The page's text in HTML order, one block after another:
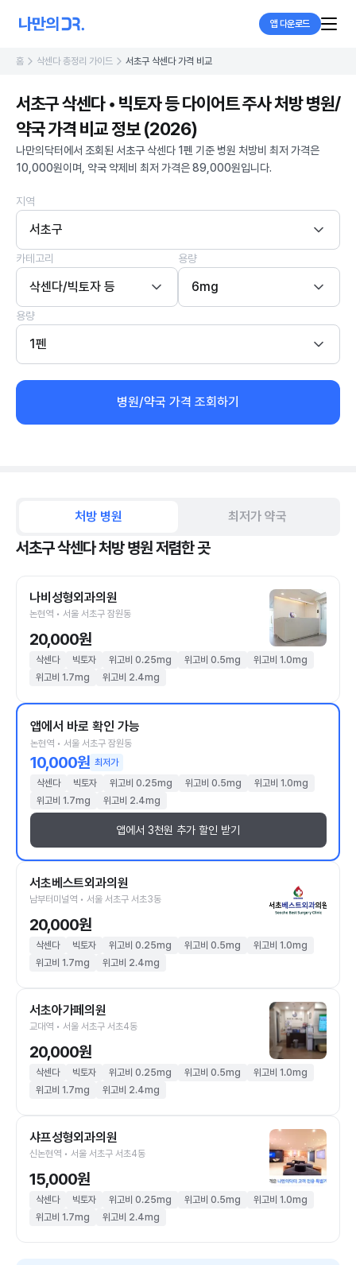
앱 다운로드
홈 삭센다 총정리 가이드 서초구 삭센다 가격 비교
서초구 삭센다 • 빅토자 등 다이어트 주사 처방 병원/
약국 가격 비교 정보 (2026)
나만의닥터에서 조회된 서초구 삭센다 1펜 기준 병원 처방비 최저 가격은
10,000원이며, 약국 약제비 최저 가격은 89,000원입니다.
지역
서초구
카테고리
삭센다/빅토자 등
용량
6mg
용량
1펜
병원/약국 가격 조회하기
처방 병원 최저가 약국
서초구 삭센다 처방 병원 저렴한 곳
나비성형외과의원
논현역 • 서울 서초구 잠원동
20,000원
삭센다 빅토자 위고비 0.25mg 위고비 0.5mg
위고비 1.0mg
위고비 1.7mg
위고비 2.4mg
앱에서 바로 확인 가능
논현역 • 서울 서초구 잠원동
10,000원 최저가
삭센다
빅토자 위고비 0.25mg 위고비 0.5mg
위고비 1.0mg
위고비 1.7mg
위고비 2.4mg
앱에서 3천원 추가 할인 받기
서초베스트외과의원
남부터미널역 • 서울 서초구 서초3동
20,000원
삭센다 빅토자 위고비 0.25mg 위고비 0.5mg
위고비 1.0mg
위고비 1.7mg
위고비 2.4mg
서초아가페의원
교대역 • 서울 서초구 서초4동
20,000원
삭센다 빅토자 위고비 0.25mg 위고비 0.5mg
위고비 1.0mg
위고비 1.7mg
위고비 2.4mg
샤프성형외과의원
신논현역 • 서울 서초구 서초4동
15,000원
삭센다 빅토자 위고비 0.25mg 위고비 0.5mg
위고비 1.0mg
위고비 1.7mg
위고비 2.4mg